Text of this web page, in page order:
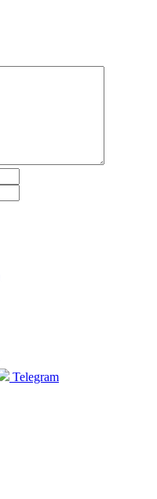
Telegram